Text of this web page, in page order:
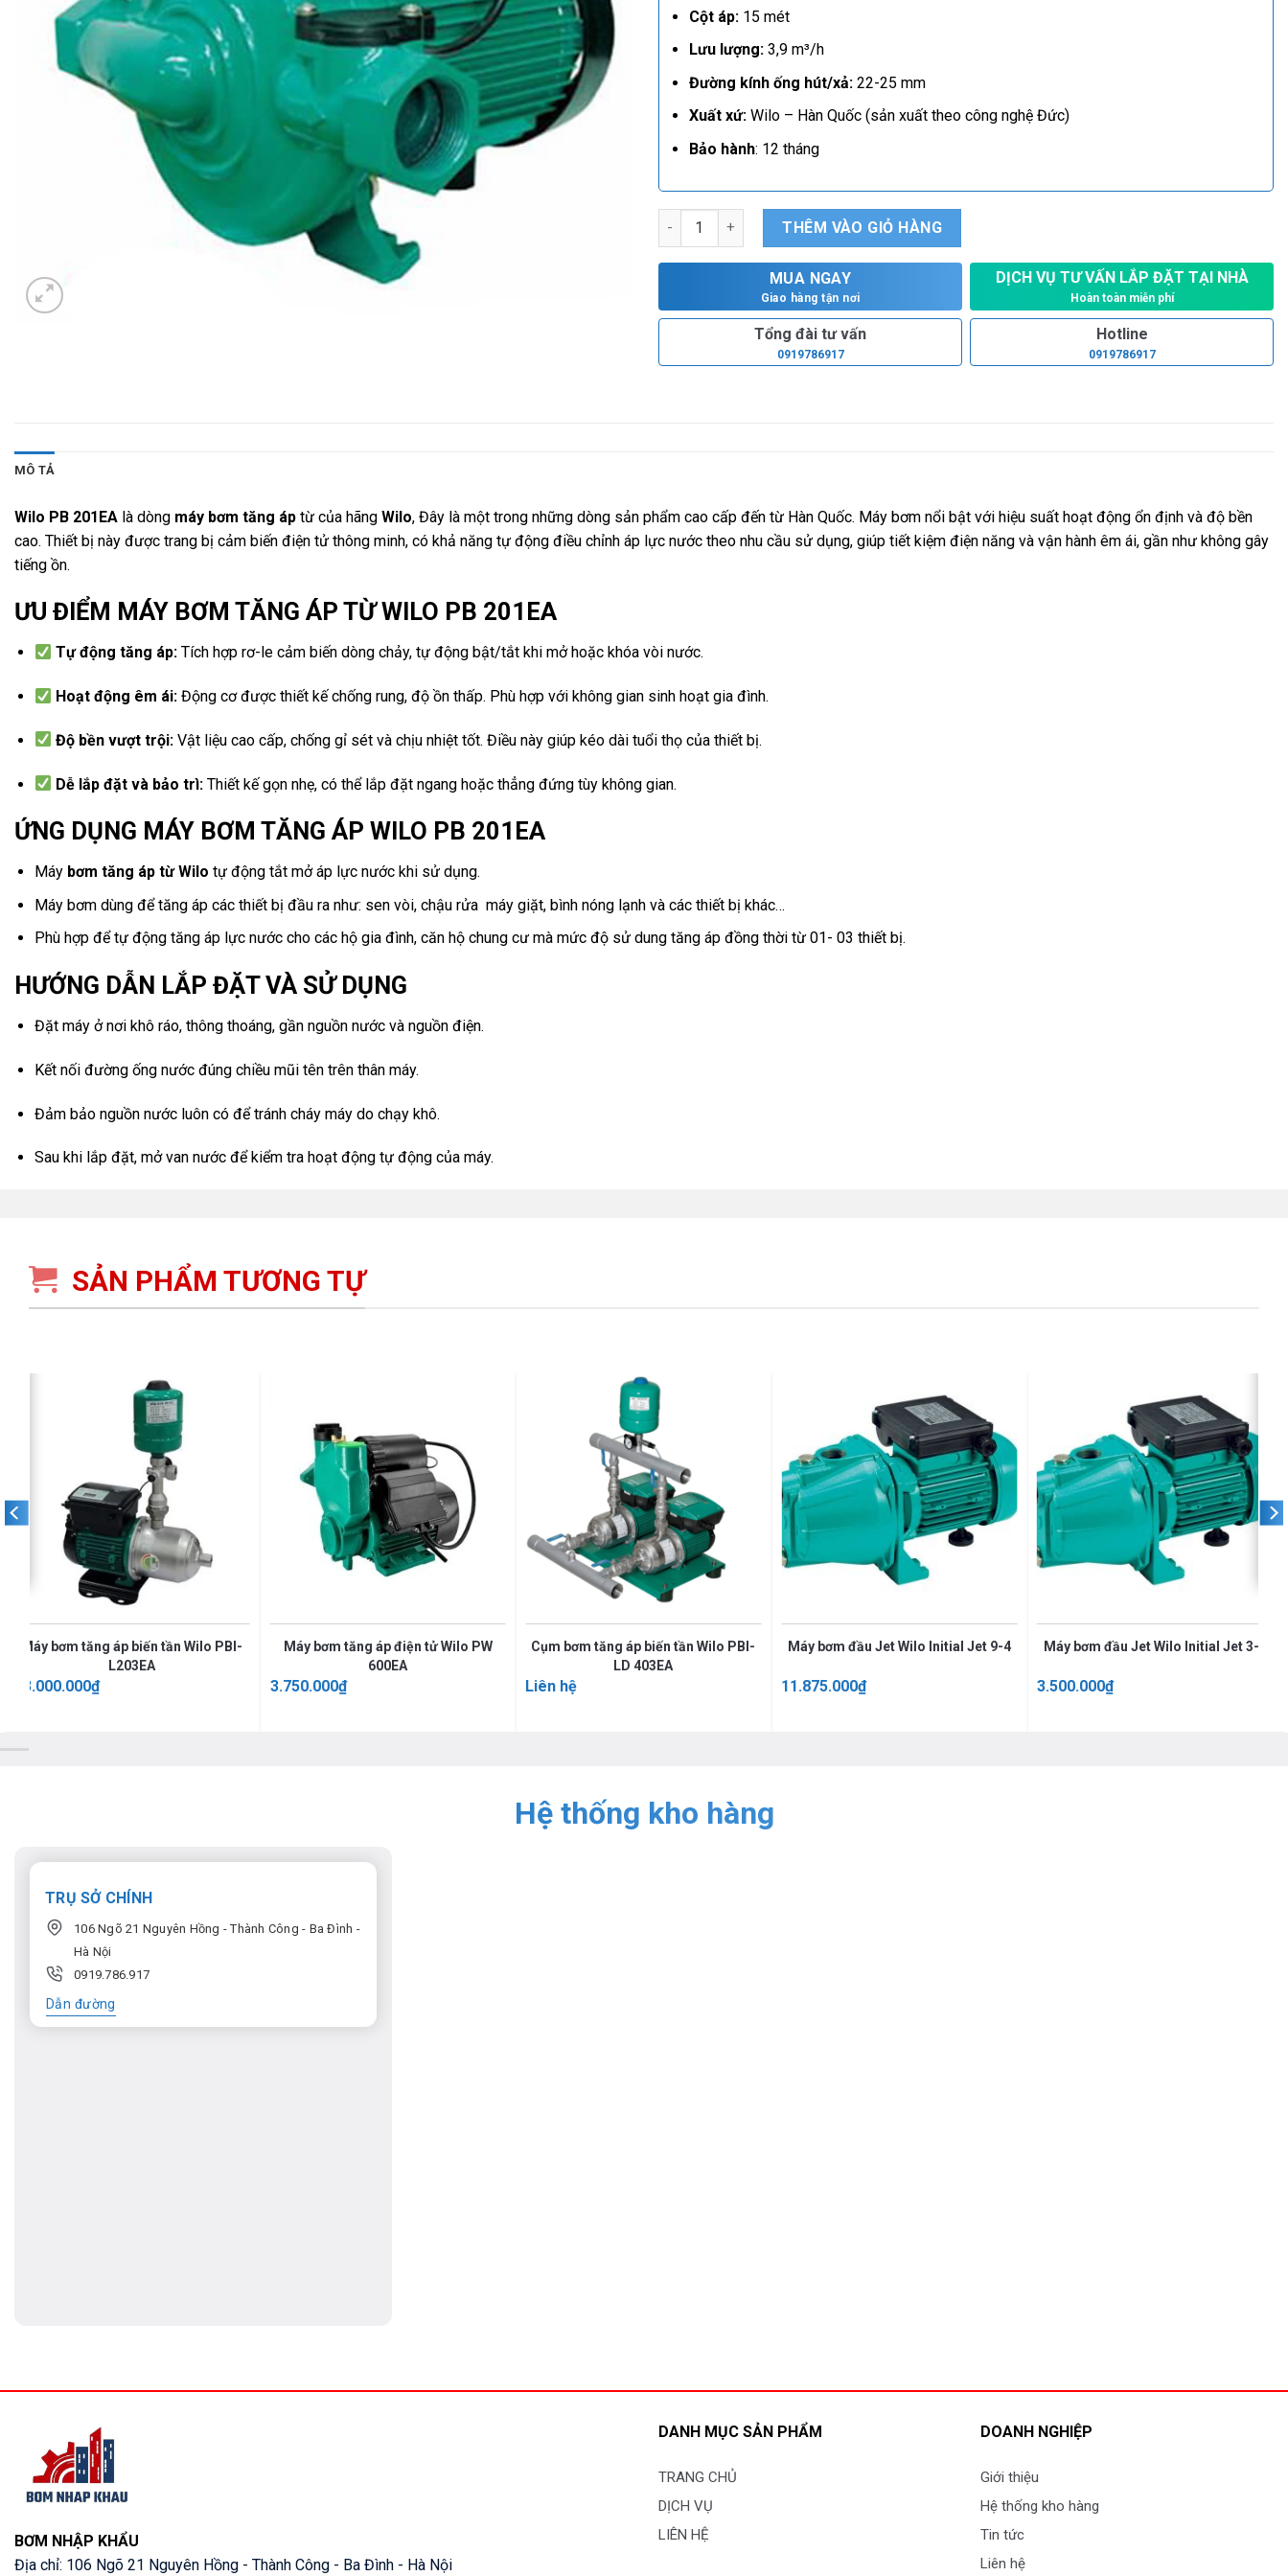
Cột áp:15 mét
Lưu lượng:3,9 m³/h
Đường kính ống hút/xả:22-25 mm
Xuất xứ:Wilo – Hàn Quốc (sản xuất theo công nghệ Đức)
Bảo hành: 12 tháng
Máy bơm tăng áp từ Wilo PB 201EA số lượng
THÊM VÀO GIỎ HÀNG
MUA NGAY
Giao hàng tận nơi
DỊCH VỤ TƯ VẤN LẮP ĐẶT TẠI NHÀ
Hoàn toàn miễn phí
Tổng đài tư vấn
0919786917
Hotline
0919786917
MÔ TẢ
Wilo PB 201EA là dòng máy bơm tăng áp từ của hãng Wilo, Đây là một trong những dòng sản phẩm cao cấp đến từ Hàn Quốc. Máy bơm nổi bật với hiệu suất hoạt động ổn định và độ bền
cao. Thiết bị này được trang bị cảm biến điện tử thông minh, có khả năng tự động điều chỉnh áp lực nước theo nhu cầu sử dụng, giúp tiết kiệm điện năng và vận hành êm ái, gần như không gây
tiếng ồn.
ƯU ĐIỂM MÁY BƠM TĂNG ÁP TỪ WILO PB 201EA
Tự động tăng áp: Tích hợp rơ-le cảm biến dòng chảy, tự động bật/tắt khi mở hoặc khóa vòi nước.
Hoạt động êm ái: Động cơ được thiết kế chống rung, độ ồn thấp. Phù hợp với không gian sinh hoạt gia đình.
Độ bền vượt trội: Vật liệu cao cấp, chống gỉ sét và chịu nhiệt tốt. Điều này giúp kéo dài tuổi thọ của thiết bị.
Dễ lắp đặt và bảo trì: Thiết kế gọn nhẹ, có thể lắp đặt ngang hoặc thẳng đứng tùy không gian.
ỨNG DỤNG MÁY BƠM TĂNG ÁP WILO PB 201EA
Máy bơm tăng áp từ Wilo tự động tắt mở áp lực nước khi sử dụng.
Máy bơm dùng để tăng áp các thiết bị đầu ra như: sen vòi, chậu rửa máy giặt, bình nóng lạnh và các thiết bị khác…
Phù hợp để tự động tăng áp lực nước cho các hộ gia đình, căn hộ chung cư mà mức độ sử dung tăng áp đồng thời từ 01- 03 thiết bị.
HƯỚNG DẪN LẮP ĐẶT VÀ SỬ DỤNG
Đặt máy ở nơi khô ráo, thông thoáng, gần nguồn nước và nguồn điện.
Kết nối đường ống nước đúng chiều mũi tên trên thân máy.
Đảm bảo nguồn nước luôn có để tránh cháy máy do chạy khô.
Sau khi lắp đặt, mở van nước để kiểm tra hoạt động tự động của máy.
SẢN PHẨM TƯƠNG TỰ
Máy bơm tăng áp biến tần Wilo PBI-
L203EA
23.000.000₫
Máy bơm tăng áp điện tử Wilo PW
600EA
3.750.000₫
Cụm bơm tăng áp biến tần Wilo PBI-
LD 403EA
Liên hệ
Máy bơm đầu Jet Wilo Initial Jet 9-4
11.875.000₫
Máy bơm đầu Jet Wilo Initial Jet 3-4
3.500.000₫
Hệ thống kho hàng
TRỤ SỞ CHÍNH
106 Ngõ 21 Nguyên Hồng - Thành Công - Ba Đình -
Hà Nội
0919.786.917
Dẫn đường
BƠM NHẬP KHẨU
Địa chỉ: 106 Ngõ 21 Nguyên Hồng - Thành Công - Ba Đình - Hà Nội
DANH MỤC SẢN PHẨM
TRANG CHỦ
DỊCH VỤ
LIÊN HỆ
DOANH NGHIỆP
Giới thiệu
Hệ thống kho hàng
Tin tức
Liên hệ